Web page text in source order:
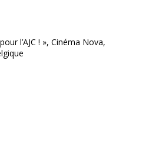
l’AJC ! », Cinéma Nova,